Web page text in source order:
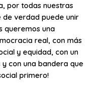
por todas nuestras
de verdad puede unir
queremos una
real, con más
y equidad, con un
con una bandera que
primero!